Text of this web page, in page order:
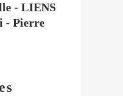
- LIENS
- Pierre